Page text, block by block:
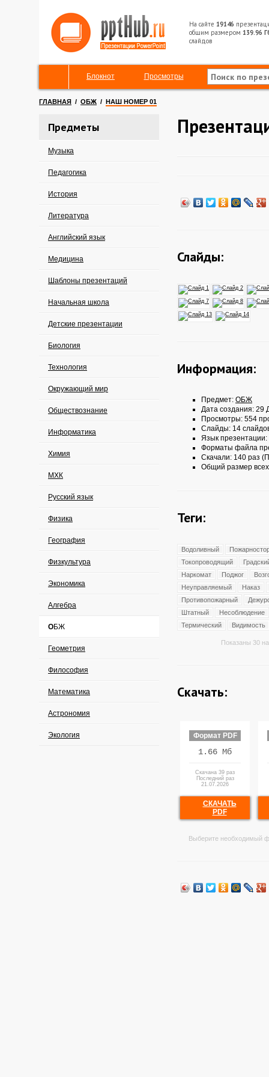
На сайте 19146
общим размером 139.96
слайдов
Блокнот Просмотры
ГЛАВНАЯ / ОБЖ / НАШ НОМЕР 01
Предметы
Музыка
Педагогика
История
Литература
Английский язык
Медицина
Шаблоны презентаций
Начальная школа
Детские презентации
Биология
Технология
Окружающий мир
Обществознание
Информатика
Химия
МХК
Русский язык
Физика
География
Физкультура
Экономика
Алгебра
ОБЖ
Геометрия
Философия
Математика
Астрономия
Экология
Слайды:
Информация:
Предмет: ОБЖ
Дата создания: 29
Просмотры: 554
Слайды: 14
Язык презентации:
Форматы файла
Скачали: 140 раз
Общий размер
Теги:
Водоливный
Токопроводящий
Наркомат
Поджог
Неуправляемый
Наказ
Противопожарный
Штатный
Несоблюдение
Термический
Видимость
Показаны 30
Скачать:
Формат PDF
1.66 Мб
Скачана 39 раз
Последний раз
21.07.2026
СКАЧАТЬ
PDF
Выберите необходимый